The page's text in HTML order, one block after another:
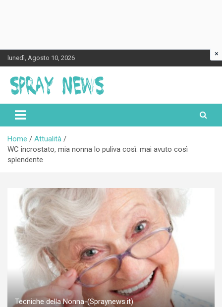
Skip
to
content
lunedì, Agosto 10, 2026
Spraynews.it
Home
Attualità
WC incrostato, mia nonna lo puliva così: mai avuto così
splendente
Tecniche della Nonna-(Spraynews.it)
×